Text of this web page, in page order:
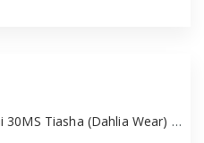
Mô hình Bandai 30MS Tiasha (Dahlia Wear) [Color B] [GDB] [30MS]